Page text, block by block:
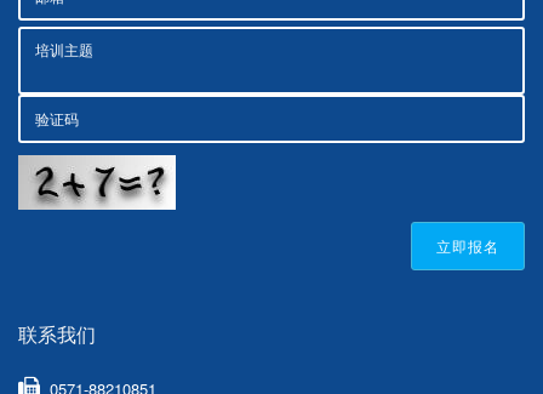
立即报名
联系我们
0571-88210851